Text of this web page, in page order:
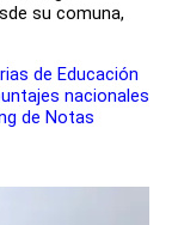
su comuna,
de Educación
nacionales
de Notas